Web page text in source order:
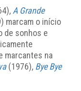
A Grande
marcam o início
de sonhos e
marcantes na
(1976), Bye Bye